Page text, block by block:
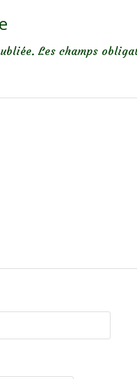
Les champs